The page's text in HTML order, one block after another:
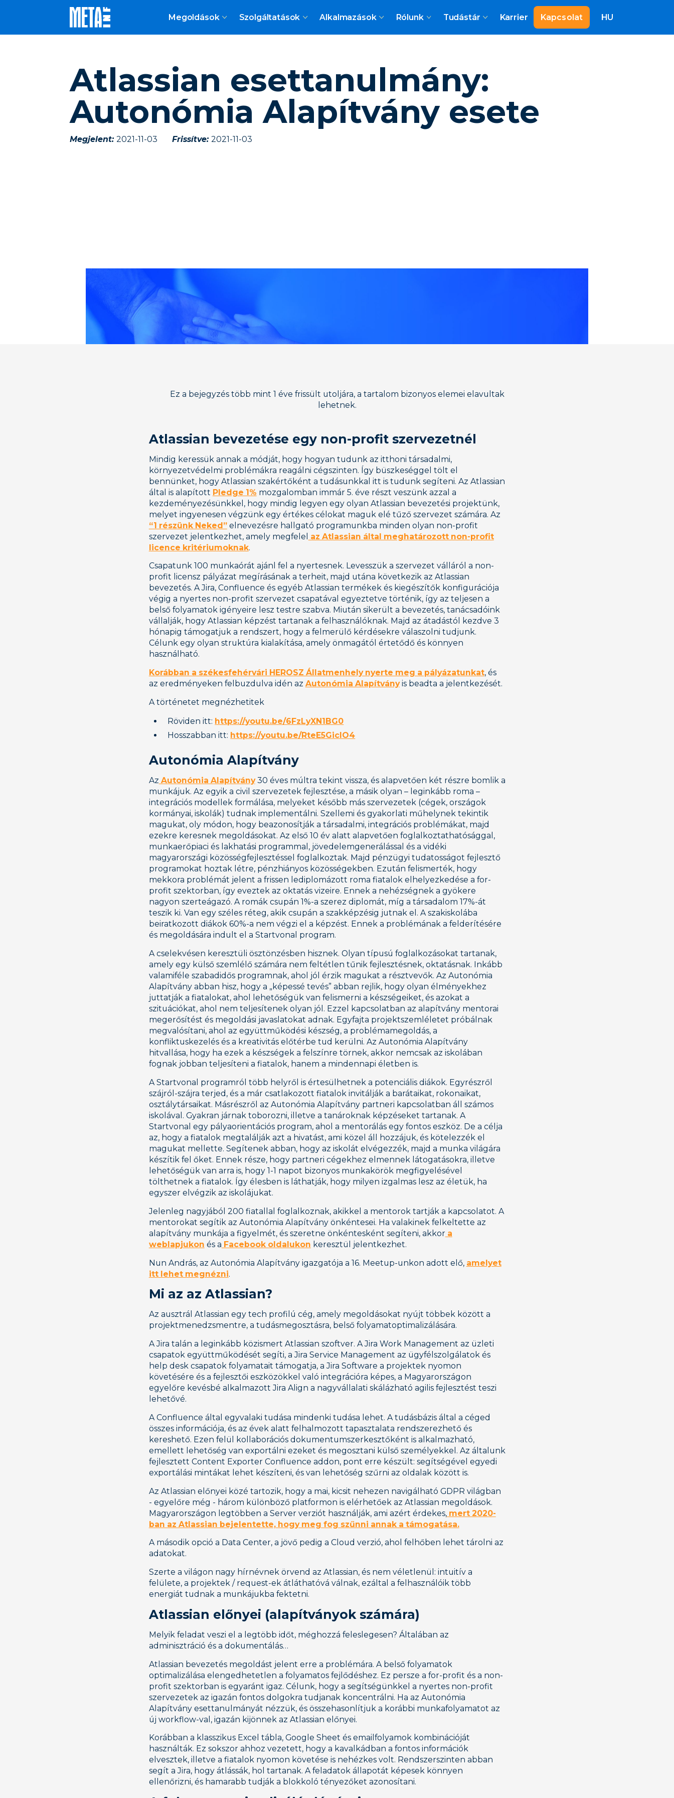
Megoldások Szolgáltatások Alkalmazások Rólunk Tudástár Karrier Kapcsolat HU
Atlassian esettanulmány:
Autonómia Alapítvány esete
Megjelent: 2021-11-03 Frissítve: 2021-11-03
Ez a bejegyzés több mint 1 éve frissült utoljára, a tartalom bizonyos elemei elavultak
lehetnek.
Atlassian bevezetése egy non-profit szervezetnél
Mindig keressük annak a módját, hogy hogyan tudunk az itthoni társadalmi,
környezetvédelmi problémákra reagálni cégszinten. Így büszkeséggel tölt el
bennünket, hogy Atlassian szakértőként a tudásunkkal itt is tudunk segíteni. Az Atlassian
által is alapított Pledge 1% mozgalomban immár 5. éve részt veszünk azzal a
kezdeményezésünkkel, hogy mindig legyen egy olyan Atlassian bevezetési projektünk,
melyet ingyenesen végzünk egy értékes célokat maguk elé tűző szervezet számára. Az
“1 részünk Neked”elnevezésre hallgató programunkba minden olyan non-profit
szervezet jelentkezhet, amely megfelel az Atlassian által meghatározott non-profit
licence kritériumoknak.
Csapatunk 100 munkaórát ajánl fel a nyertesnek. Levesszük a szervezet válláról a non-
profit licensz pályázat megírásának a terheit, majd utána következik az Atlassian
bevezetés. A Jira, Confluence és egyéb Atlassian termékek és kiegészítők konfigurációja
végig a nyertes non-profit szervezet csapatával egyeztetve történik, így az teljesen a
belső folyamatok igényeire lesz testre szabva. Miután sikerült a bevezetés, tanácsadóink
vállalják, hogy Atlassian képzést tartanak a felhasználóknak. Majd az átadástól kezdve 3
hónapig támogatjuk a rendszert, hogy a felmerülő kérdésekre válaszolni tudjunk.
Célunk egy olyan struktúra kialakítása, amely önmagától értetődő és könnyen
használható.
Korábban a székesfehérvári HEROSZ Állatmenhely nyerte meg a pályázatunkat, és
az eredményeken felbuzdulva idén az Autonómia Alapítványis beadta a jelentkezését.
A történetet megnézhetitek
Röviden itt: https://youtu.be/6FzLyXN1BG0
Hosszabban itt: https://youtu.be/RteE5GiclO4
Autonómia Alapítvány
Az Autonómia Alapítvány30 éves múltra tekint vissza, és alapvetően két részre bomlik a
munkájuk. Az egyik a civil szervezetek fejlesztése, a másik olyan – leginkább roma –
integrációs modellek formálása, melyeket később más szervezetek (cégek, országok
kormányai, iskolák) tudnak implementálni. Szellemi és gyakorlati műhelynek tekintik
magukat, oly módon, hogy beazonosítják a társadalmi, integrációs problémákat, majd
ezekre keresnek megoldásokat. Az első 10 év alatt alapvetően foglalkoztathatósággal,
munkaerőpiaci és lakhatási programmal, jövedelemgenerálással és a vidéki
magyarországi közösségfejlesztéssel foglalkoztak. Majd pénzügyi tudatosságot fejlesztő
programokat hoztak létre, pénzhiányos közösségekben. Ezután felismerték, hogy
mekkora problémát jelent a frissen lediplomázott roma fiatalok elhelyezkedése a for-
profit szektorban, így eveztek az oktatás vizeire. Ennek a nehézségnek a gyökere
nagyon szerteágazó. A romák csupán 1%-a szerez diplomát, míg a társadalom 17%-át
teszik ki. Van egy széles réteg, akik csupán a szakképzésig jutnak el. A szakiskolába
beiratkozott diákok 60%-a nem végzi el a képzést. Ennek a problémának a felderítésére
és megoldására indult el a Startvonal program.
A cselekvésen keresztüli ösztönzésben hisznek. Olyan típusú foglalkozásokat tartanak,
amely egy külső szemlélő számára nem feltétlen tűnik fejlesztésnek, oktatásnak. Inkább
valamiféle szabadidős programnak, ahol jól érzik magukat a résztvevők. Az Autonómia
Alapítvány abban hisz, hogy a „képessé tevés” abban rejlik, hogy olyan élményekhez
juttatják a fiatalokat, ahol lehetőségük van felismerni a készségeiket, és azokat a
szituációkat, ahol nem teljesítenek olyan jól. Ezzel kapcsolatban az alapítvány mentorai
megerősítést és megoldási javaslatokat adnak. Egyfajta projektszemléletet próbálnak
megvalósítani, ahol az együttműködési készség, a problémamegoldás, a
konfliktuskezelés és a kreativitás előtérbe tud kerülni. Az Autonómia Alapítvány
hitvallása, hogy ha ezek a készségek a felszínre törnek, akkor nemcsak az iskolában
fognak jobban teljesíteni a fiatalok, hanem a mindennapi életben is.
A Startvonal programról több helyről is értesülhetnek a potenciális diákok. Egyrészről
szájról-szájra terjed, és a már csatlakozott fiatalok invitálják a barátaikat, rokonaikat,
osztálytársaikat. Másrészről az Autonómia Alapítvány partneri kapcsolatban áll számos
iskolával. Gyakran járnak toborozni, illetve a tanároknak képzéseket tartanak. A
Startvonal egy pályaorientációs program, ahol a mentorálás egy fontos eszköz. De a célja
az, hogy a fiatalok megtalálják azt a hivatást, ami közel áll hozzájuk, és kötelezzék el
magukat mellette. Segítenek abban, hogy az iskolát elvégezzék, majd a munka világára
készítik fel őket. Ennek része, hogy partneri cégekhez elmennek látogatásokra, illetve
lehetőségük van arra is, hogy 1-1 napot bizonyos munkakörök megfigyelésével
tölthetnek a fiatalok. Így élesben is láthatják, hogy milyen izgalmas lesz az életük, ha
egyszer elvégzik az iskolájukat.
Jelenleg nagyjából 200 fiatallal foglalkoznak, akikkel a mentorok tartják a kapcsolatot. A
mentorokat segítik az Autonómia Alapítvány önkéntesei. Ha valakinek felkeltette az
alapítvány munkája a figyelmét, és szeretne önkéntesként segíteni, akkor a
weblapjukon és a Facebook oldalukon keresztül jelentkezhet.
Nun András, az Autonómia Alapítvány igazgatója a 16. Meetup-unkon adott elő, amelyet
itt lehet megnézni.
Mi az az Atlassian?
Az ausztrál Atlassian egy tech profilú cég, amely megoldásokat nyújt többek között a
projektmenedzsmentre, a tudásmegosztásra, belső folyamatoptimalizálására.
A Jira talán a leginkább közismert Atlassian szoftver. A Jira Work Management az üzleti
csapatok együttműködését segíti, a Jira Service Management az ügyfélszolgálatok és
help desk csapatok folyamatait támogatja, a Jira Software a projektek nyomon
követésére és a fejlesztői eszközökkel való integrációra képes, a Magyarországon
egyelőre kevésbé alkalmazott Jira Align a nagyvállalati skálázható agilis fejlesztést teszi
lehetővé.
A Confluence által egyvalaki tudása mindenki tudása lehet. A tudásbázis által a céged
összes információja, és az évek alatt felhalmozott tapasztalata rendszerezhető és
kereshető. Ezen felül kollaborációs dokumentumszerkesztőként is alkalmazható,
emellett lehetőség van exportálni ezeket és megosztani külső személyekkel. Az általunk
fejlesztett Content Exporter Confluence addon, pont erre készült: segítségével egyedi
exportálási mintákat lehet készíteni, és van lehetőség szűrni az oldalak között is.
Az Atlassian előnyei közé tartozik, hogy a mai, kicsit nehezen navigálható GDPR világban
- egyelőre még - három különböző platformon is elérhetőek az Atlassian megoldások.
Magyarországon legtöbben a Server verziót használják, ami azért érdekes,mert 2020-
ban az Atlassian bejelentette, hogy meg fog szűnni annak a támogatása.
A második opció a Data Center, a jövő pedig a Cloud verzió, ahol felhőben lehet tárolni az
adatokat.
Szerte a világon nagy hírnévnek örvend az Atlassian, és nem véletlenül: intuitív a
felülete, a projektek / request-ek átláthatóvá válnak, ezáltal a felhasználóik több
energiát tudnak a munkájukba fektetni.
Atlassian előnyei (alapítványok számára)
Melyik feladat veszi el a legtöbb időt, méghozzá feleslegesen? Általában az
adminisztráció és a dokumentálás…
Atlassian bevezetés megoldást jelent erre a problémára. A belső folyamatok
optimalizálása elengedhetetlen a folyamatos fejlődéshez. Ez persze a for-profit és a non-
profit szektorban is egyaránt igaz. Célunk, hogy a segítségünkkel a nyertes non-profit
szervezetek az igazán fontos dolgokra tudjanak koncentrálni. Ha az Autonómia
Alapítvány esettanulmányát nézzük, és összehasonlítjuk a korábbi munkafolyamatot az
új workflow-val, igazán kijönnek az Atlassian előnyei.
Korábban a klasszikus Excel tábla, Google Sheet és emailfolyamok kombinációját
használták. Ez sokszor ahhoz vezetett, hogy a kavalkádban a fontos információk
elvesztek, illetve a fiatalok nyomon követése is nehézkes volt. Rendszerszinten abban
segít a Jira, hogy átlássák, hol tartanak. A feladatok állapotát képesek könnyen
ellenőrizni, és hamarabb tudják a blokkoló tényezőket azonosítani.